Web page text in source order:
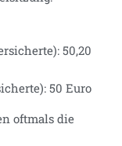
50,20
50 Euro
oftmals die